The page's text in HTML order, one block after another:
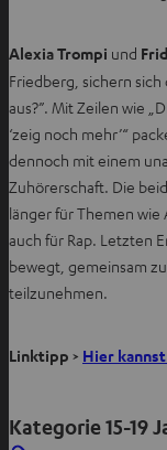
Alexia Trompi und
Friedberg, sichern
aus?”. Mit Zeilen wie
‘zeig noch mehr’“
dennoch mit einem
Zuhörerschaft. Die
länger für Themen wie
auch für Rap. Letzten
bewegt, gemeinsam
teilzunehmen.
Linktipp > Hier
Kategorie 15-19